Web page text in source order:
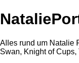
Alles rund um Natalie
Swan, Knight of